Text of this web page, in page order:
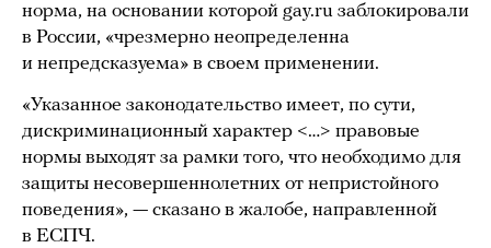
норма, на основании которой gay.ru заблокировали
в России, «чрезмерно неопределенна
и непредсказуема» в своем применении.
«Указанное законодательство имеет, по сути,
дискриминационный характер <…> правовые
нормы выходят за рамки того, что необходимо для
защиты несовершеннолетних от непристойного
поведения», — сказано в жалобе, направленной
в ЕСПЧ.